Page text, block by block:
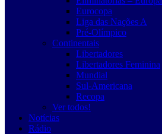
Eurocopa
Liga das Nações A
Pré-Olímpico
Continentais
Libertadores
Libertadores Feminina
Mundial
Sul-Americana
Recopa
Ver todos!
Notícias
Rádio